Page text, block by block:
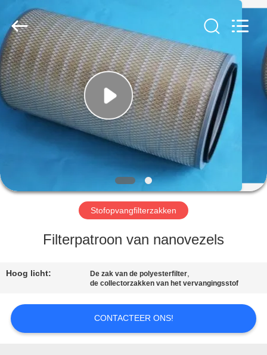
HUIS
PRODUCTEN
OVER
FABRIEKSREIS
KWALITEITSCONTROLE
CONTACTEER
NIEUWS
Environmental
Technology
Co.,Ltd..
Rights
Reserved.
Stofopvangfilterzakken
Filterpatroon van nanovezels
Hoog licht: De zak van de polyesterfilter,
de collectorzakken van het vervangingsstof
CONTACTEER ONS!